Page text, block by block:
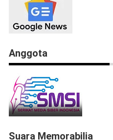
Anggota
Suara Memorabilia